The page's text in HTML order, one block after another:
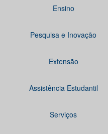
Ensino
Pesquisa e Inovação
Extensão
Assistência Estudantil
Serviços